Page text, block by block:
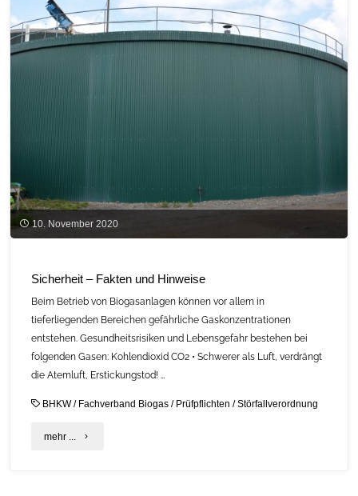
10. November 2020
Sicherheit – Fakten und Hinweise
Beim Betrieb von Biogasanlagen können vor allem in
tieferliegenden Bereichen gefährliche Gaskonzentrationen
entstehen. Gesundheitsrisiken und Lebensgefahr bestehen bei
folgenden Gasen: Kohlendioxid CO2 • Schwerer als Luft, verdrängt
die Atemluft, Erstickungstod! …
BHKW/ Fachverband Biogas / Prüfpflichten /Störfallverordnung
mehr ... "Sicherheit